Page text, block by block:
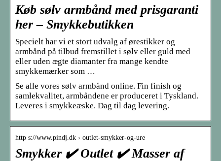
Køb sølv armbånd med prisgaranti
her – Smykkebutikken
Specielt har vi et stort udvalg af ørestikker og
armbånd på tilbud fremstillet i sølv eller guld med
eller uden ægte diamanter fra mange kendte
smykkemærker som …
Se alle vores sølv armbånd online. Fin finish og
samlekvalitet, armbåndene er produceret i Tyskland.
Leveres i smykkeæske. Dag til dag levering.
http s://www.pindj.dk › outlet-smykker-og-ure
Smykker ✔️ Outlet ✔️ Masser af